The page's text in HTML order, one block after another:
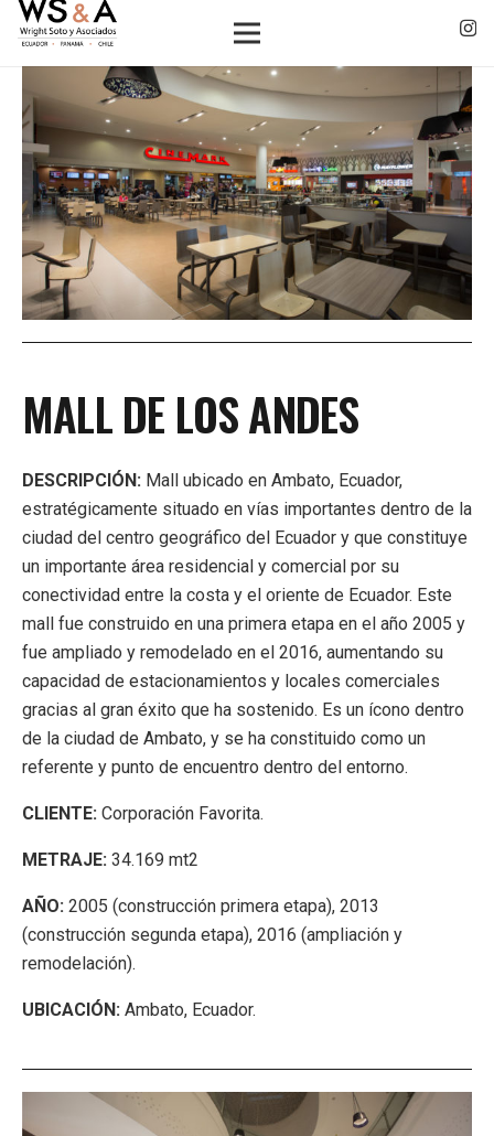
MALL DE LOS ANDES
DESCRIPCIÓN: Mall ubicado en Ambato, Ecuador,
estratégicamente situado en vías importantes dentro de la
ciudad del centro geográfico del Ecuador y que constituye
un importante área residencial y comercial por su
conectividad entre la costa y el oriente de Ecuador. Este
mall fue construido en una primera etapa en el año 2005 y
fue ampliado y remodelado en el 2016, aumentando su
capacidad de estacionamientos y locales comerciales
gracias al gran éxito que ha sostenido. Es un ícono dentro
de la ciudad de Ambato, y se ha constituido como un
referente y punto de encuentro dentro del entorno.
CLIENTE: Corporación Favorita.
METRAJE: 34.169 mt2
AÑO: 2005 (construcción primera etapa), 2013
(construcción segunda etapa), 2016 (ampliación y
remodelación).
UBICACIÓN: Ambato, Ecuador.